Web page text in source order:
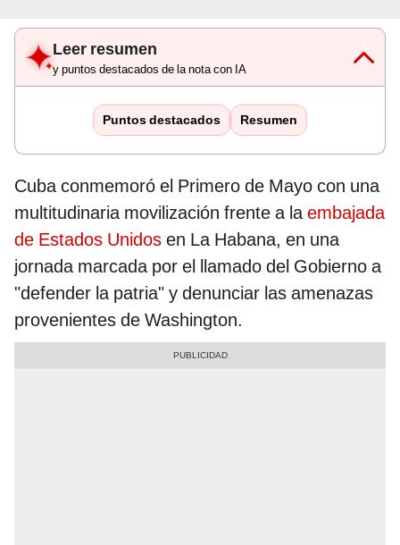
Leer resumen
y puntos destacados de la nota con IA
Puntos destacados Resumen
Cuba conmemoró el Primero de Mayo con una
multitudinaria movilización frente a laembajada
de Estados Unidos en La Habana, en una
jornada marcada por el llamado del Gobierno a
"defender la patria" y denunciar las amenazas
provenientes de Washington.